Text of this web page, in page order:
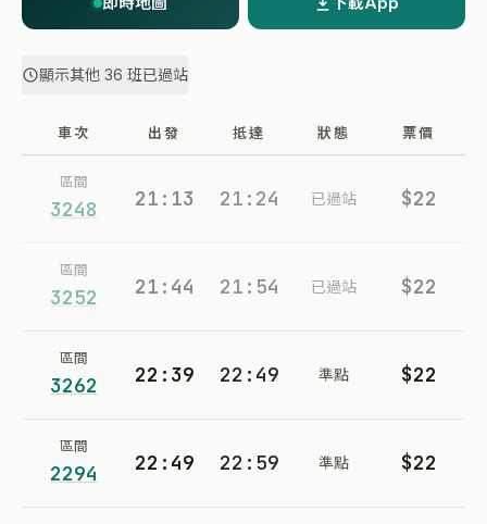
顯示其他 36 班已過站
車次 出發 抵達 狀態 票價
區間
3248 21:13 21:24 已過站 $22
區間
3252 21:44 21:54 已過站 $22
區間
3262 22:39 22:49 準點 $22
區間
2294 22:49 22:59 準點 $22